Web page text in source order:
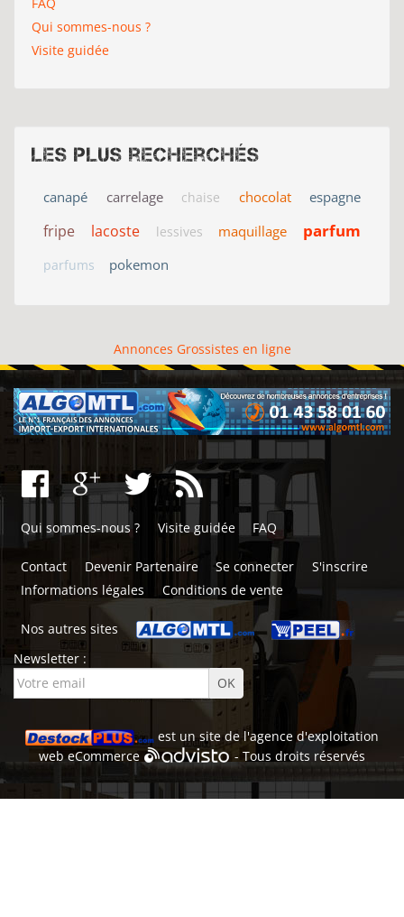
FAQ
Qui sommes-nous ?
Visite guidée
Les plus recherchés
canapé carrelage chaise chocolat espagne
fripe lacoste lessives maquillage parfum
parfums pokemon
Annonces Grossistes en ligne
Qui sommes-nous ? Visite guidée FAQ
Contact Devenir Partenaire Se connecter
S'inscrire
Informations légales
Conditions de vente
Nos autres sites
Newsletter :
est un site de l'agence d'exploitation
webeCommerce - Tous droits réservés